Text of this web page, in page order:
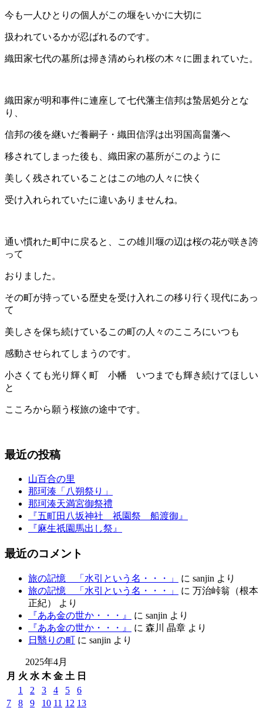
今も一人ひとりの個人がこの堰をいかに大切に
扱われているかが忍ばれるのです。
織田家七代の墓所は掃き清められ桜の木々に囲まれていた。
織田家が明和事件に連座して七代藩主信邦は蟄居処分とな
り、
信邦の後を継いだ養嗣子・織田信浮は出羽国高畠藩へ
移されてしまった後も、織田家の墓所がこのように
美しく残されていることはこの地の人々に快く
受け入れられていたに違いありませんね。
通い慣れた町中に戻ると、この雄川堰の辺は桜の花が咲き誇
って
おりました。
その町が持っている歴史を受け入れこの移り行く現代にあっ
て
美しさを保ち続けているこの町の人々のこころにいつも
感動させられてしまうのです。
小さくても光り輝く町 小幡 いつまでも輝き続けてほしい
と
こころから願う桜旅の途中です。
最近の投稿
山百合の里
那珂湊「八朔祭り」
那珂湊天満宮御祭禮
『五町田八坂神社 祇園祭 船渡御』
『麻生祇園馬出し祭』
最近のコメント
旅の記憶 「水引という名・・・」 に sanjin より
旅の記憶 「水引という名・・・」
に 万治峠翁（根本
正紀）
より
『ああ金の世か・・・』
に sanjin より
『ああ金の世か・・・』
に 森川 晶章 より
日翳りの町 に sanjin より
2025年4月
月 火 水 木 金 土 日
1
2 3 4 5
6
7
8 9 10 11 12 13